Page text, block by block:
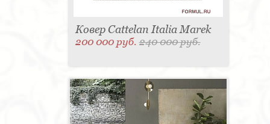
Ковер Cattelan Italia Marek
200 000 руб.240 000 руб.